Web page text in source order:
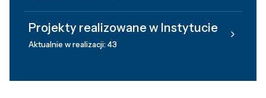
Projekty realizowane w Instytucie
Aktualnie w realizacji: 43